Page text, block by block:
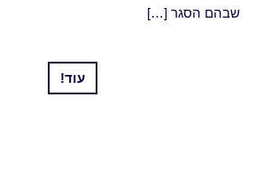
שבהם הסגר […]
עוד!